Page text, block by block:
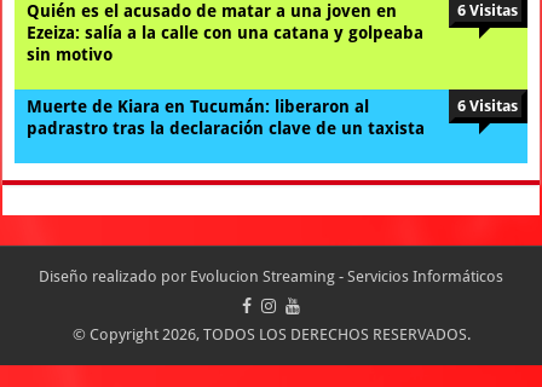
Quién es el acusado de matar a una joven en
Ezeiza: salía a la calle con una catana y golpeaba
sin motivo
6 Visitas
Muerte de Kiara en Tucumán: liberaron al
padrastro tras la declaración clave de un taxista
6 Visitas
Diseño realizado por Evolucion Streaming - Servicios Informáticos
© Copyright 2026, TODOS LOS DERECHOS RESERVADOS.